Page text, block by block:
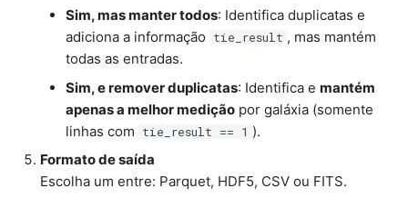
Sim, mas manter todos: Identifica duplicatas e
adiciona a informação
tie_result , mas mantém
todas as entradas.
Sim, e remover duplicatas: Identifica emantém
apenas a melhor medição por galáxia (somente
linhas com
tie_result == 1 ).
Formato de saída
Escolha um entre: Parquet, HDF5, CSV ou FITS.